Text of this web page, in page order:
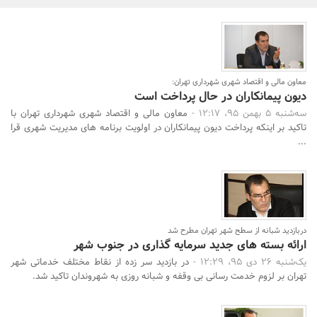
معاون مالی و اقتصاد شهری شهرداری تهران:
دیون پیمانکاران در حال پرداخت است
سه‌شنبه 5 بهمن 95، 12:17 -
معاون مالی و اقتصاد شهری شهرداری تهران با
تاکید بر اینکه پرداخت دیون پیمانکاران در اولویت برنامه های مدیریت شهری قرا
...
دربازدید شبانه از سطح شهر تهران مطرح شد
ارائه بسته های جدید سرمایه گذاری در جنوب شهر
یک‌شنبه 26 دی 95، 12:29 -
در بازدید سر زده از نقاط مختلف خدماتی شهر
تهران بر لزوم خدمت رسانی بی وقفه و شبانه روزی به شهروندان تاکید شد.